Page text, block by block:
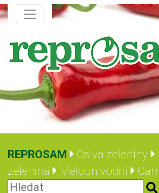
REPROSAM Osiva zeleniny
zelenina
Meloun vodní